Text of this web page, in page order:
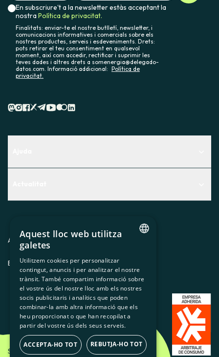
En subscriure't a la newsletter estàs acceptant la
nostraPolítica de privacitat.
Finalitats: enviar-te el nostre butlletí, newsletter, i
comunicacions informatives i comercials sobre els
nostres productes, serveis i esdeveniments. Drets:
pots retirar el teu consentiment en qualsevol
moment, així com accedir, rectificar i suprimir les
teves dades i altres drets a somenergia@delegado-
datos.com. Informació addicional: Política de
privacitat.
Premsa
Treballa amb nosaltres
Avis legal Política de privacitatPolítica de cookies
ES CAGLEU
Som Energia SCCL - 2026
SPANISH
GL
BASQUE
Aquest lloc web utilitza
galetes
Utilitzem cookies per personalitzar
contingut, anuncis i per analitzar el nostre
trànsit. També compartim informació sobre
el vostre ús del nostre lloc amb els nostres
socis publicitaris i analítics que poden
combinar-la amb altra informació que els
heu proporcionat o que han recopilat a
partir del vostre ús dels seus serveis.
ACCEPTA-HO TOT REBUTJA-HO TOT